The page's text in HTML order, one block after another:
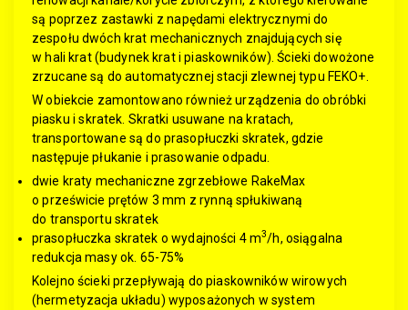
są poprzez zastawki z napędami elektrycznymi do
zespołu dwóch krat mechanicznych znajdujących się
w hali krat (budynek krat i piaskowników). Ścieki dowożone
zrzucane są do automatycznej stacji zlewnej typu FEKO+.
W obiekcie zamontowano również urządzenia do obróbki
piasku i skratek. Skratki usuwane na kratach,
transportowane są do prasopłuczki skratek, gdzie
następuje płukanie i prasowanie odpadu.
dwie kraty mechaniczne zgrzebłowe RakeMax
o prześwicie prętów 3 mm z rynną spłukiwaną
do transportu skratek
prasopłuczka skratek o wydajności 4 m3/h, osiągalna
redukcja masy ok. 65-75%
Kolejno ścieki przepływają do piaskowników wirowych
(hermetyzacja układu) wyposażonych w system